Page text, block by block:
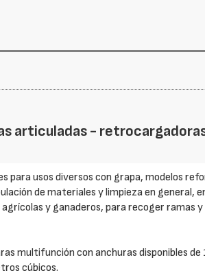
articuladas -
para usos diversos con grapa, modelos
de materiales y limpieza en general,
y ganaderos, para recoger ramas
multifunción con anchuras disponibles
cúbicos.